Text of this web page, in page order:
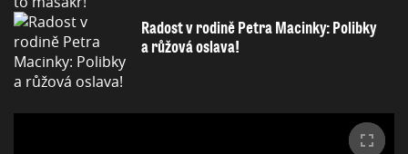
Radost v rodině Petra Macinky: Polibky
a růžová oslava!